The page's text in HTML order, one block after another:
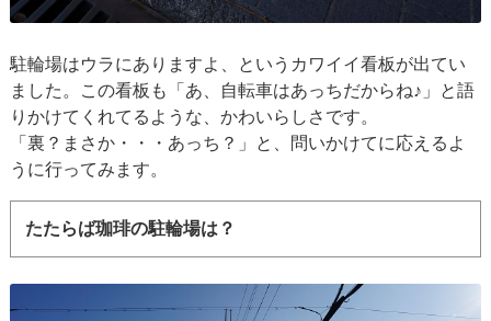
駐輪場はウラにありますよ、というカワイイ看板が出てい
ました。この看板も「あ、自転車はあっちだからね♪」と語
りかけてくれてるような、かわいらしさです。
「裏？まさか・・・あっち？」と、問いかけてに応えるよ
うに行ってみます。
たたらば珈琲の駐輪場は？